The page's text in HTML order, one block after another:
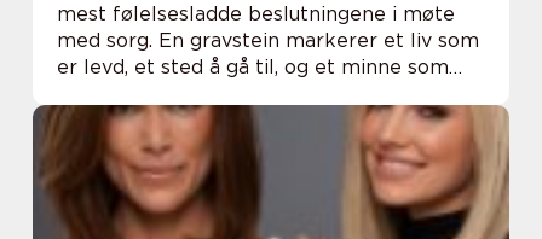
mest følelsesladde beslutningene i møte
med sorg. En gravstein markerer et liv som
er levd, et sted å gå til, og et minne som
valget om praktiske spørsmål: steintype, ...